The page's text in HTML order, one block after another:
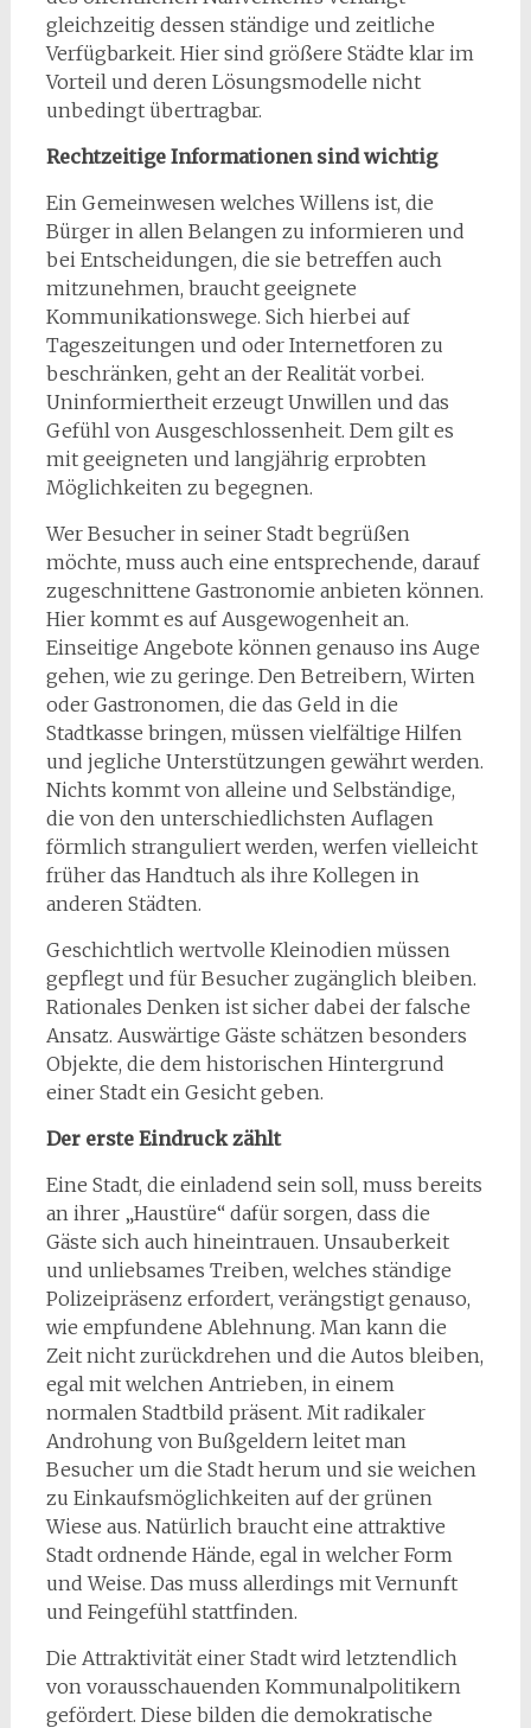
gleichzeitig dessen ständige und zeitliche
Verfügbarkeit. Hier sind größere Städte klar im
Vorteil und deren Lösungsmodelle nicht
unbedingt übertragbar.
Rechtzeitige Informationen sind wichtig
Ein Gemeinwesen welches Willens ist, die
Bürger in allen Belangen zu informieren und
bei Entscheidungen, die sie betreffen auch
mitzunehmen, braucht geeignete
Kommunikationswege. Sich hierbei auf
Tageszeitungen und oder Internetforen zu
beschränken, geht an der Realität vorbei.
Uninformiertheit erzeugt Unwillen und das
Gefühl von Ausgeschlossenheit. Dem gilt es
mit geeigneten und langjährig erprobten
Möglichkeiten zu begegnen.
Wer Besucher in seiner Stadt begrüßen
möchte, muss auch eine entsprechende, darauf
zugeschnittene Gastronomie anbieten können.
Hier kommt es auf Ausgewogenheit an.
Einseitige Angebote können genauso ins Auge
gehen, wie zu geringe. Den Betreibern, Wirten
oder Gastronomen, die das Geld in die
Stadtkasse bringen, müssen vielfältige Hilfen
und jegliche Unterstützungen gewährt werden.
Nichts kommt von alleine und Selbständige,
die von den unterschiedlichsten Auflagen
förmlich stranguliert werden, werfen vielleicht
früher das Handtuch als ihre Kollegen in
anderen Städten.
Geschichtlich wertvolle Kleinodien müssen
gepflegt und für Besucher zugänglich bleiben.
Rationales Denken ist sicher dabei der falsche
Ansatz. Auswärtige Gäste schätzen besonders
Objekte, die dem historischen Hintergrund
einer Stadt ein Gesicht geben.
Der erste Eindruck zählt
Eine Stadt, die einladend sein soll, muss bereits
an ihrer „Haustüre“ dafür sorgen, dass die
Gäste sich auch hineintrauen. Unsauberkeit
und unliebsames Treiben, welches ständige
Polizeipräsenz erfordert, verängstigt genauso,
wie empfundene Ablehnung. Man kann die
Zeit nicht zurückdrehen und die Autos bleiben,
egal mit welchen Antrieben, in einem
normalen Stadtbild präsent. Mit radikaler
Androhung von Bußgeldern leitet man
Besucher um die Stadt herum und sie weichen
zu Einkaufsmöglichkeiten auf der grünen
Wiese aus. Natürlich braucht eine attraktive
Stadt ordnende Hände, egal in welcher Form
und Weise. Das muss allerdings mit Vernunft
und Feingefühl stattfinden.
Die Attraktivität einer Stadt wird letztendlich
von vorausschauenden Kommunalpolitikern
gefördert. Diese bilden die demokratische